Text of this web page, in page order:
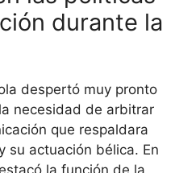
durante la
despertó muy pronto
necesidad de arbitrar
que respaldara
su actuación bélica. En
la función de la